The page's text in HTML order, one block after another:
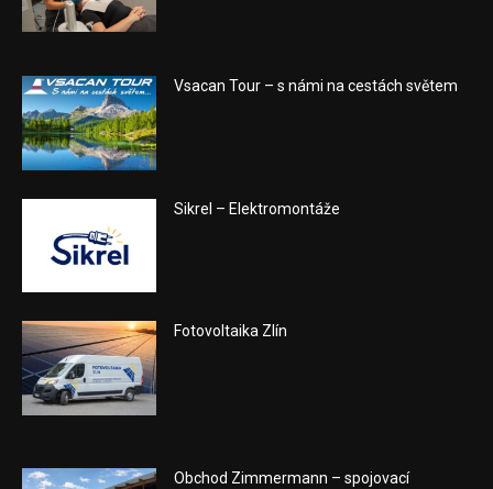
Vsacan Tour – s námi na cestách světem
Sikrel – Elektromontáže
Fotovoltaika Zlín
Obchod Zimmermann – spojovací